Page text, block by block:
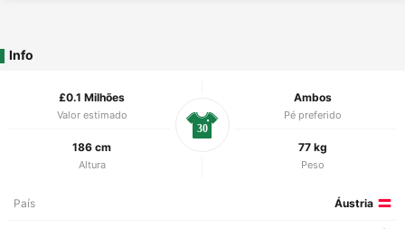
Info
£0.1 Milhões
Valor estimado
Ambos
Pé preferido
186 cm
Altura
77 kg
Peso
30
País Áustria